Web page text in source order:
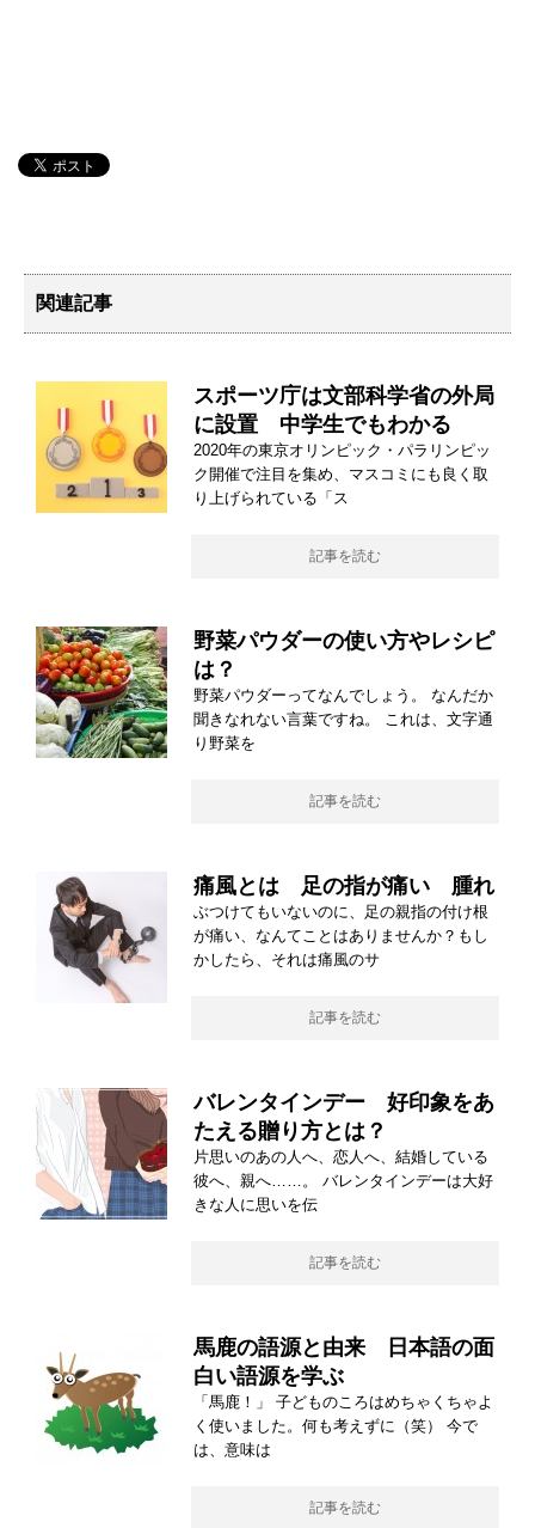
関連記事
スポーツ庁は文部科学省の外局
に設置 中学生でもわかる
2020年の東京オリンピック・パラリンピッ
ク開催で注目を集め、マスコミにも良く取
り上げられている「ス
記事を読む
野菜パウダーの使い方やレシピ
は？
野菜パウダーってなんでしょう。 なんだか
聞きなれない言葉ですね。 これは、文字通
り野菜を
記事を読む
痛風とは 足の指が痛い 腫れ
ぶつけてもいないのに、足の親指の付け根
が痛い、なんてことはありませんか？もし
かしたら、それは痛風のサ
記事を読む
バレンタインデー 好印象をあ
たえる贈り方とは？
片思いのあの人へ、恋人へ、結婚している
彼へ、親へ……。 バレンタインデーは大好
きな人に思いを伝
記事を読む
馬鹿の語源と由来 日本語の面
白い語源を学ぶ
「馬鹿！」 子どものころはめちゃくちゃよ
く使いました。何も考えずに（笑） 今で
は、意味は
記事を読む